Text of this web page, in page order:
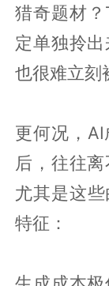
猎奇题材
定单独拎
也很难立刻
更何况，
后，往往
尤其是这
特征：